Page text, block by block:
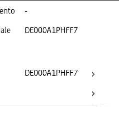
-
DE000A1PHFF7
DE000A1PHFF7